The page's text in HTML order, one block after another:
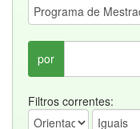
por
Filtros correntes: